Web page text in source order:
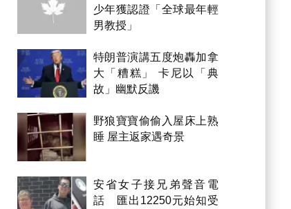
少年獲認證「全球最年輕
男教授」
特朗普演講五度炮轟加拿
大「糟糕」 卡尼以「典
故」幽默反譏
野狼寶寶偷偷入屋床上熟
睡 屋主返家遇奇景
安省女子接兄弟聲音電
話 匯出12250元始知受